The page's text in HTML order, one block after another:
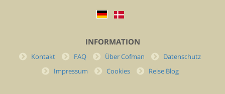
INFORMATION
Kontakt FAQ Über Cofman
Datenschutz
Impressum
Cookies Reise Blog